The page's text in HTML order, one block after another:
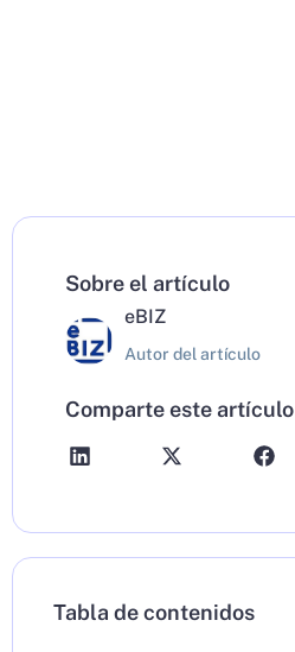
Sobre el artículo
eBIZ
Autor del artículo
Comparte este artículo
Tabla de contenidos